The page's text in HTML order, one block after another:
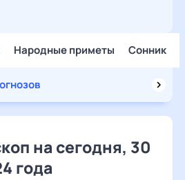
Народные приметы Сонник
на сегодня, 30
года